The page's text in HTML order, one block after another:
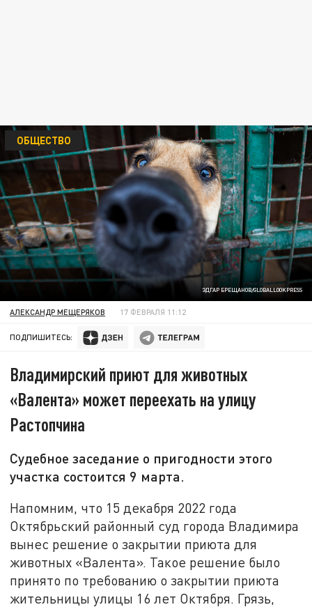
ЭДГАР БРЕЩАНОВ/GLOBALLOOKPRESS
ОБЩЕСТВО
АЛЕКСАНДР МЕЩЕРЯКОВ 17 ФЕВРАЛЯ 11:12
ПОДПИШИТЕСЬ:
Владимирский приют для животных
«Валента» может переехать на улицу
Растопчина
Судебное заседание о пригодности этого
участка состоится 9 марта.
Напомним, что 15 декабря 2022 года
Октябрьский районный суд города Владимира
вынес решение о закрытии приюта для
животных «Валента». Такое решение было
принято по требованию о закрытии приюта
жительницы улицы 16 лет Октября. Грязь,